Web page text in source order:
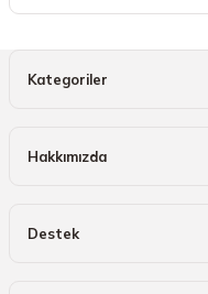
Kategoriler
Hakkımızda
Destek